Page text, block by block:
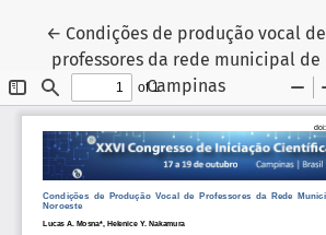
← Voltar aos Detalhes do Artigo
Condições de produção vocal de
professores da rede municipal de
Campinas